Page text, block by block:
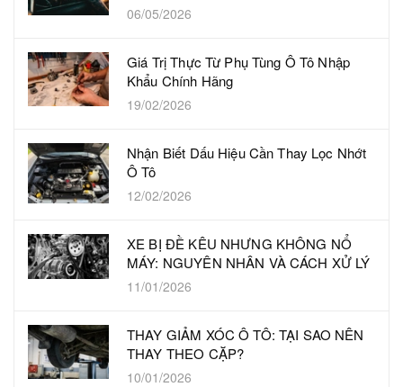
06/05/2026
Giá Trị Thực Từ Phụ Tùng Ô Tô Nhập
Khẩu Chính Hãng
19/02/2026
Nhận Biết Dấu Hiệu Cần Thay Lọc Nhớt
Ô Tô
12/02/2026
XE BỊ ĐỀ KÊU NHƯNG KHÔNG NỔ
MÁY: NGUYÊN NHÂN VÀ CÁCH XỬ LÝ
11/01/2026
THAY GIẢM XÓC Ô TÔ: TẠI SAO NÊN
THAY THEO CẶP?
10/01/2026